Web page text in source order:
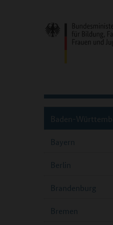
Baden-
Bayern
Berlin
Brandenburg
Bremen